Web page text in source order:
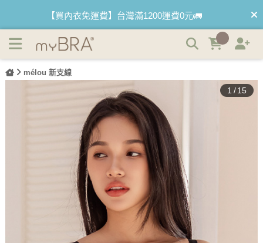
衣品牌
【買內衣免運費】台灣滿1200運費0元🚛
【首購優惠】新客最高可折$150再免運❗
【夏日滿額贈】把衣物壓縮收納袋回家 🌞
【父親節快樂】男內褲5件$999🧔
mélou 新支線
1 / 15